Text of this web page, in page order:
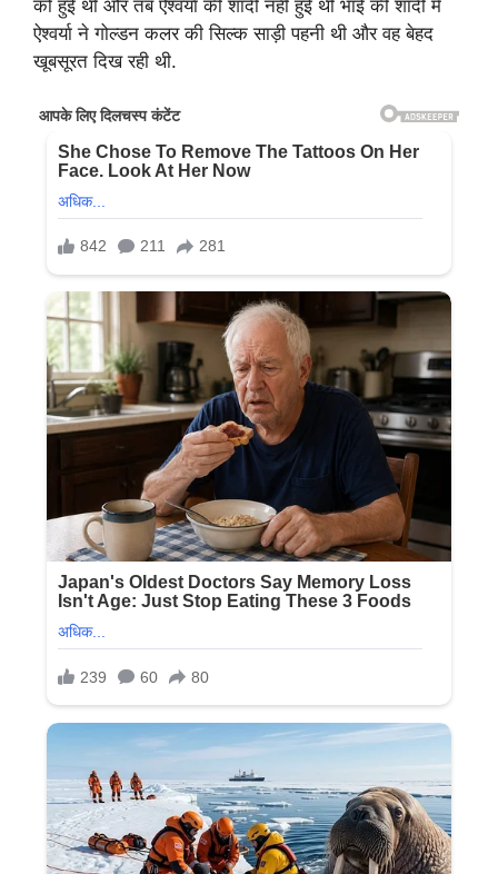
को हुई थी और तब ऐश्वर्या की शादी नहीं हुई थी भाई की शादी में
ऐश्वर्या ने गोल्डन कलर की सिल्क साड़ी पहनी थी और वह बेहद
खूबसूरत दिख रही थी.